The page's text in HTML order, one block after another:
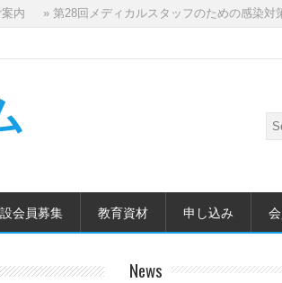
» 第28回メディカルスタッフのための感染対策セ
会員募集 教育資材 申し込み
News